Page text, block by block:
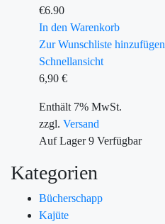
€6.90
In den Warenkorb
Zur Wunschliste hinzufügen
Schnellansicht
6,90 €
Enthält 7% MwSt.
zzgl. Versand
Auf Lager9 Verfügbar
Kategorien
Bücherschapp
Kajüte